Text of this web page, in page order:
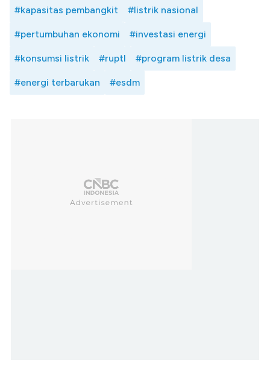
#kapasitas pembangkit #listrik nasional
#pertumbuhan ekonomi #investasi energi
#konsumsi listrik #ruptl #program listrik desa
#energi terbarukan #esdm